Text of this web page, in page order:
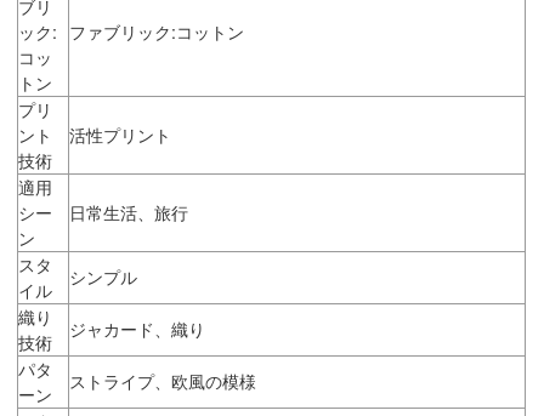
ブリ
ック:
コッ
トン
ファブリック:コットン
プリ
ント
技術
活性プリント
適用
シー
ン
日常生活、旅行
スタ
イル
シンプル
織り
技術
ジャカード、織り
パタ
ーン
ストライプ、欧風の模様